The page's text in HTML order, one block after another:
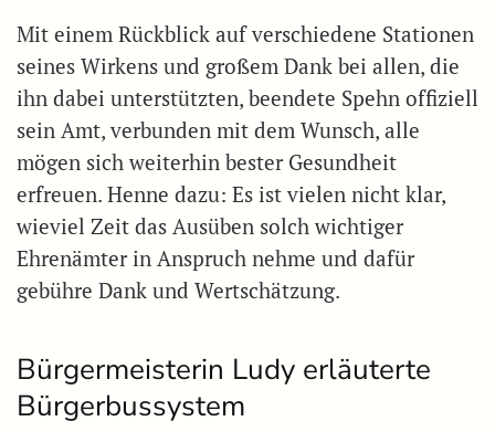
Mit einem Rückblick auf verschiedene Stationen
seines Wirkens und großem Dank bei allen, die
ihn dabei unterstützten, beendete Spehn offiziell
sein Amt, verbunden mit dem Wunsch, alle
mögen sich weiterhin bester Gesundheit
erfreuen. Henne dazu: Es ist vielen nicht klar,
wieviel Zeit das Ausüben solch wichtiger
Ehrenämter in Anspruch nehme und dafür
gebühre Dank und Wertschätzung.
Bürgermeisterin Ludy erläuterte
Bürgerbussystem